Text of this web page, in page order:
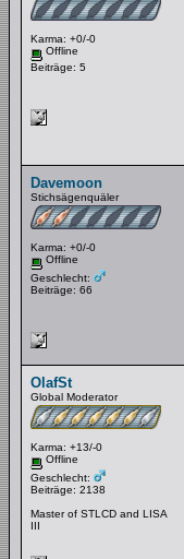
Karma: +0/-0
Offline
Beiträge: 5
Davemoon
Stichsägenquäler
Karma: +0/-0
Offline
Geschlecht:
Beiträge: 66
OlafSt
Global Moderator
Karma: +13/-0
Offline
Geschlecht:
Beiträge: 2138
Master of STLCD and LISA
III